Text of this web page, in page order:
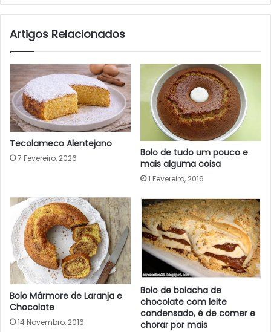
Artigos Relacionados
Tecolameco Alentejano
7 Fevereiro, 2026
Bolo de tudo um pouco e
mais alguma coisa
1 Fevereiro, 2016
Bolo Mármore de Laranja e
Chocolate
14 Novembro, 2016
Bolo de bolacha de
chocolate com leite
condensado, é de comer e
chorar por mais